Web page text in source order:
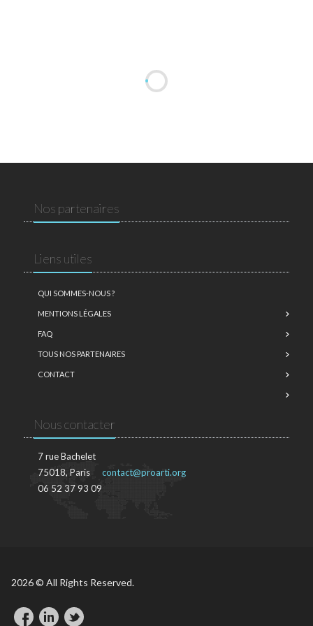
Nos partenaires
Liens utiles
QUI SOMMES-NOUS ?
MENTIONS LÉGALES
FAQ
TOUS NOS PARTENAIRES
CONTACT
Nous contacter
7 rue Bachelet
75018, Paris
06 52 37 93 09
contact@proarti.org
2026 © All Rights Reserved.